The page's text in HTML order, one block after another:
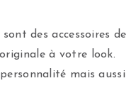
des accessoires de
à votre look.
mais aussi